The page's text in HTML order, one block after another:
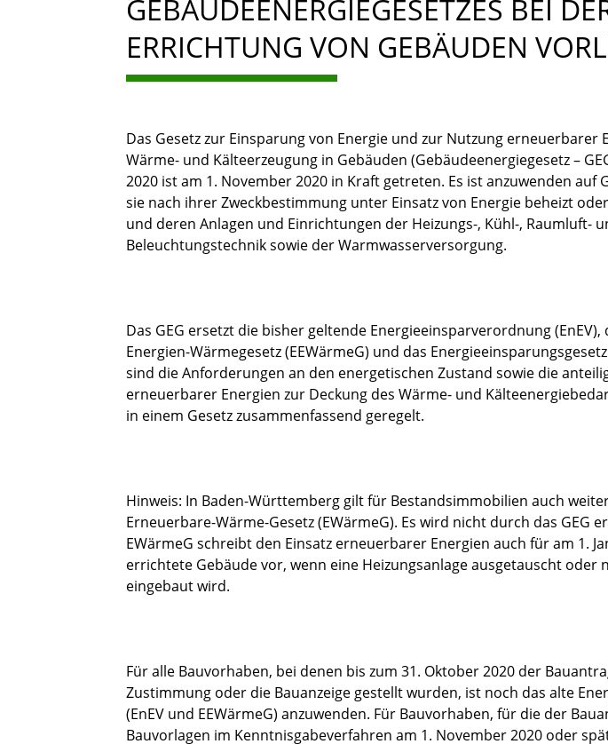
GEBÄUDEENERGIEGESETZES BEI
ERRICHTUNG VON GEBÄUDEN
Das Gesetz zur Einsparung von Energie und zur Nutzung erneuerbarer
Wärme- und Kälteerzeugung in Gebäuden (Gebäudeenergiegesetz –
2020 ist am 1. November 2020 in Kraft getreten. Es ist anzuwenden auf
sie nach ihrer Zweckbestimmung unter Einsatz von Energie beheizt
und deren Anlagen und Einrichtungen der Heizungs-, Kühl-, Raumluft-
Beleuchtungstechnik sowie der Warmwasserversorgung.
Das GEG ersetzt die bisher geltende Energieeinsparverordnung
Energien-Wärmegesetz (EEWärmeG) und das
sind die Anforderungen an den energetischen Zustand sowie die
erneuerbarer Energien zur Deckung des Wärme- und
in einem Gesetz zusammenfassend geregelt.
Hinweis: In Baden-Württemberg gilt für Bestandsimmobilien auch
Erneuerbare-Wärme-Gesetz (EWärmeG). Es wird nicht durch das GEG
EWärmeG schreibt den Einsatz erneuerbarer Energien auch für am 1.
errichtete Gebäude vor, wenn eine Heizungsanlage ausgetauscht oder
eingebaut wird.
Für alle Bauvorhaben, bei denen bis zum 31. Oktober 2020 der
Zustimmung oder die Bauanzeige gestellt wurden, ist noch das alte
(EnEV und EEWärmeG) anzuwenden. Für Bauvorhaben, für die der
Bauvorlagen im Kenntnisgabeverfahren am 1. November 2020 oder